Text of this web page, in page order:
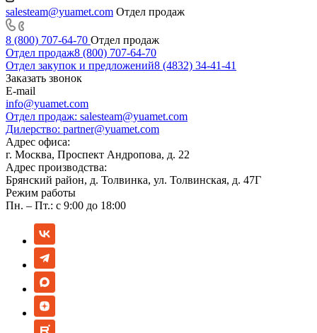
salesteam@yuamet.com Отдел продаж
8 (800) 707-64-70 Отдел продаж
Отдел продаж8 (800) 707-64-70
Отдел закупок и предложений8 (4832) 34-41-41
Заказать звонок
E-mail
info@yuamet.com
Отдел продаж: salesteam@yuamet.com
Дилерство: partner@yuamet.com
Адрес офиса:
г. Москва, Проспект Андропова, д. 22
Адрес производства:
Брянский район, д. Толвинка, ул. Толвинская, д. 47Г
Режим работы
Пн. – Пт.: с 9:00 до 18:00